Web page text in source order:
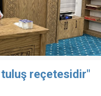
reçetesidir"